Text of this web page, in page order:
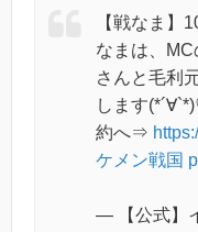
【戦なま】
なまは、
さんと毛利
します
約へ⇒
ケメン戦国
— 【公式】